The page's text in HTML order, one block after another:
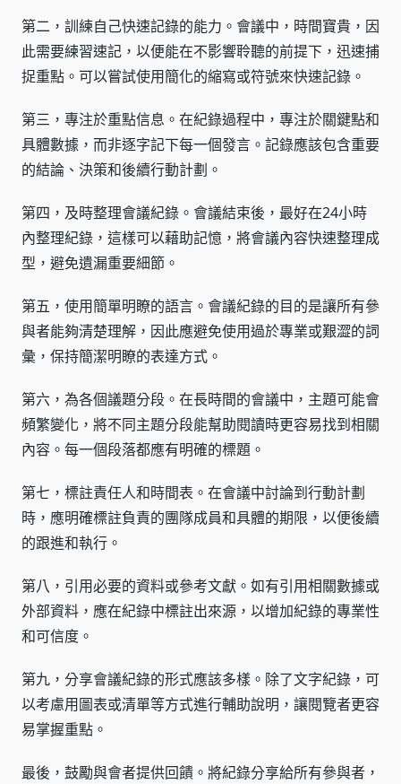
第二，訓練自己快速記錄的能力。會議中，時間寶貴，因
此需要練習速記，以便能在不影響聆聽的前提下，迅速捕
捉重點。可以嘗試使用簡化的縮寫或符號來快速記錄。
第三，專注於重點信息。在紀錄過程中，專注於關鍵點和
具體數據，而非逐字記下每一個發言。記錄應該包含重要
的結論、決策和後續行動計劃。
第四，及時整理會議紀錄。會議結束後，最好在24小時
內整理紀錄，這樣可以藉助記憶，將會議內容快速整理成
型，避免遺漏重要細節。
第五，使用簡單明瞭的語言。會議紀錄的目的是讓所有參
與者能夠清楚理解，因此應避免使用過於專業或艱澀的詞
彙，保持簡潔明瞭的表達方式。
第六，為各個議題分段。在長時間的會議中，主題可能會
頻繁變化，將不同主題分段能幫助閱讀時更容易找到相關
內容。每一個段落都應有明確的標題。
第七，標註責任人和時間表。在會議中討論到行動計劃
時，應明確標註負責的團隊成員和具體的期限，以便後續
的跟進和執行。
第八，引用必要的資料或參考文獻。如有引用相關數據或
外部資料，應在紀錄中標註出來源，以增加紀錄的專業性
和可信度。
第九，分享會議紀錄的形式應該多樣。除了文字紀錄，可
以考慮用圖表或清單等方式進行輔助說明，讓閱覽者更容
易掌握重點。
最後，鼓勵與會者提供回饋。將紀錄分享給所有參與者，